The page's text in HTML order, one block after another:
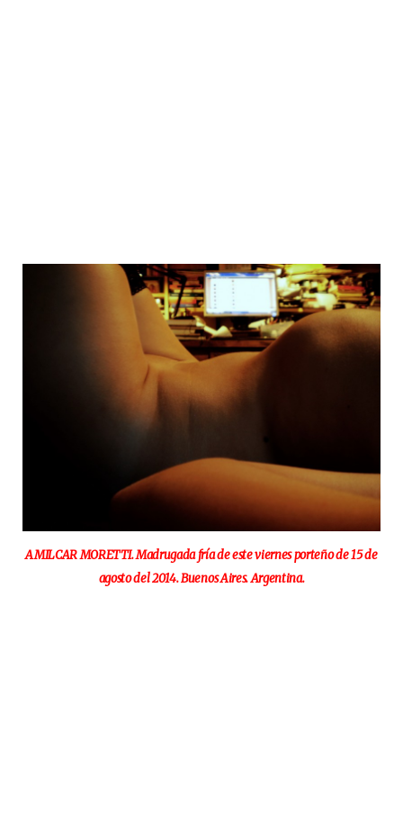
AMILCAR MORETTI. Madrugada fría de este viernes porteño de 15 de
agosto del 2014. Buenos Aires. Argentina.